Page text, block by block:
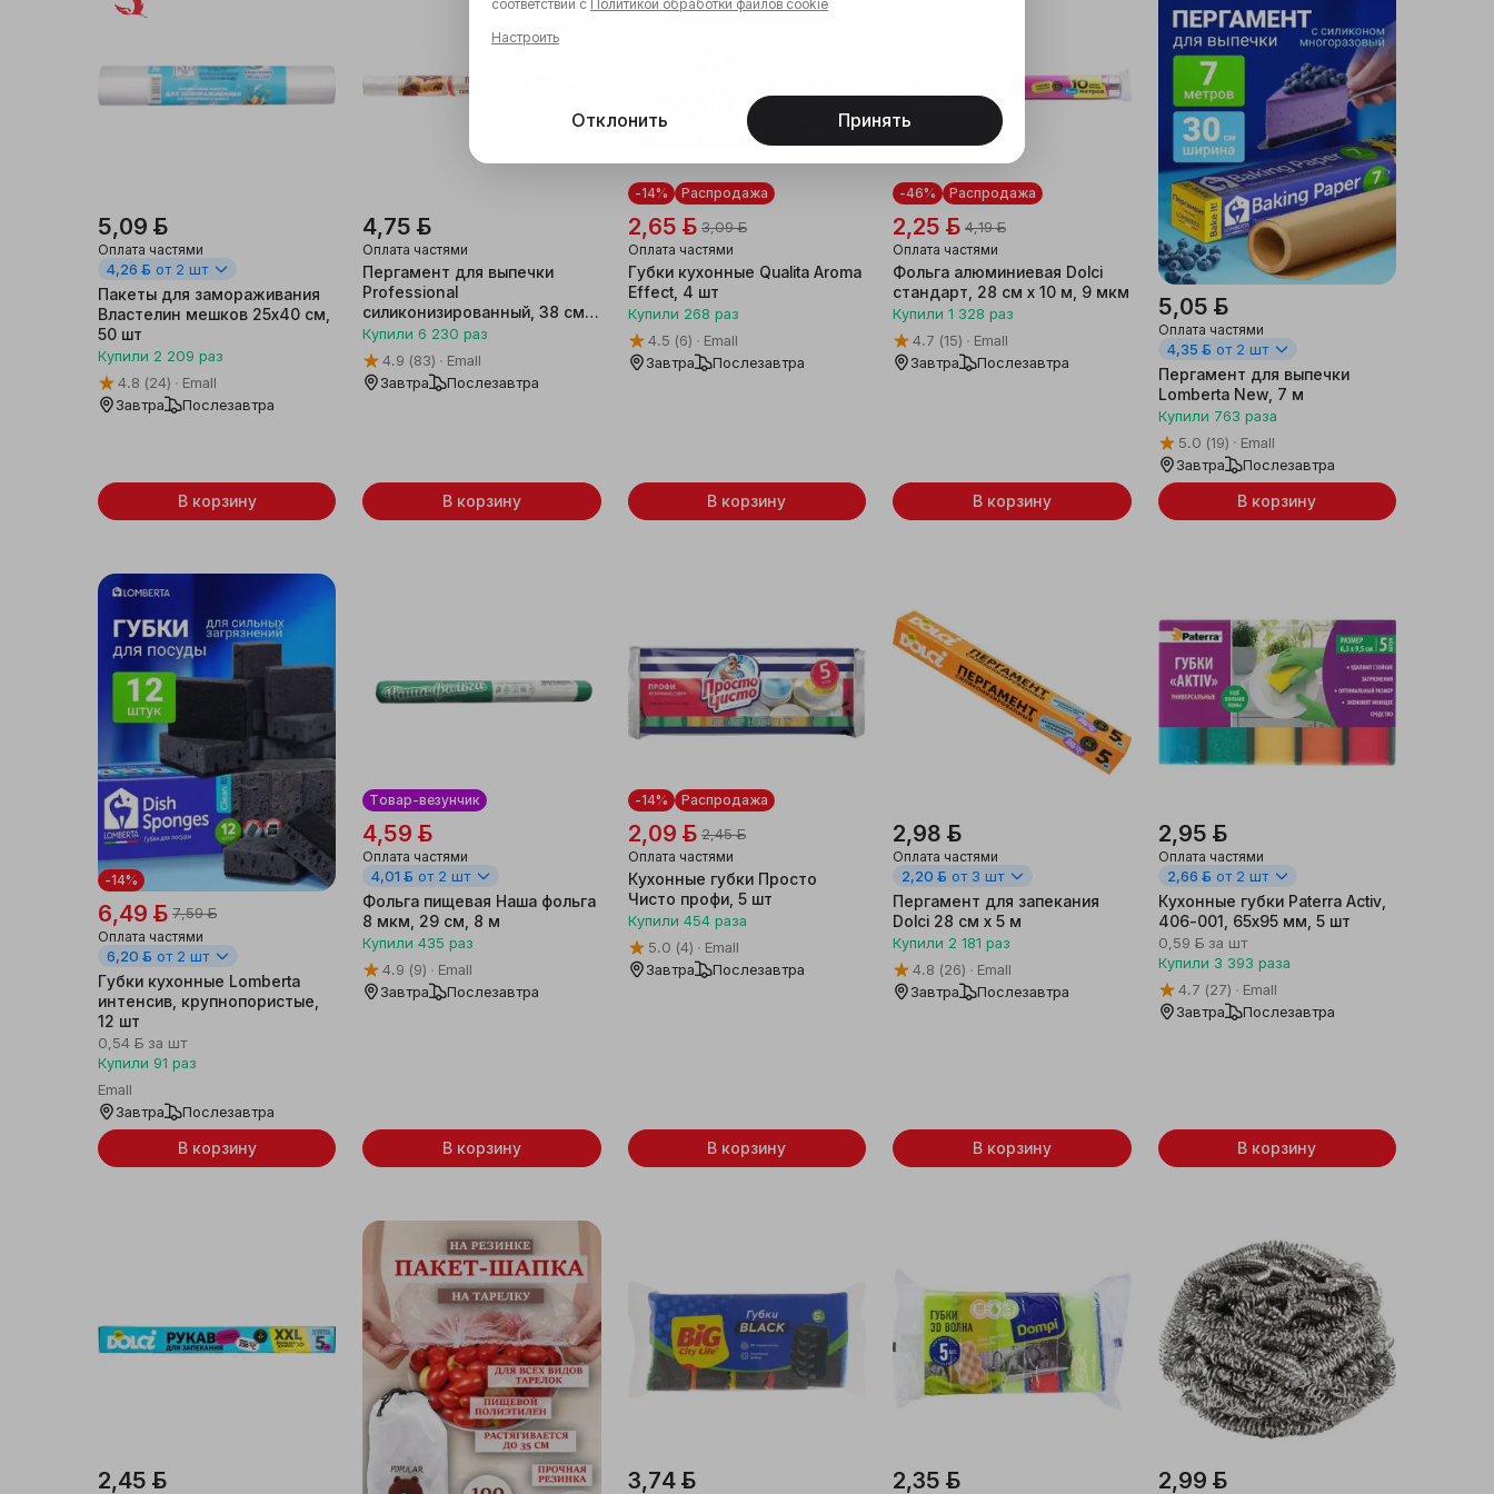
5,09 ƃ
Оплата частями
4,26 ƃ от 2 шт
Пакеты для замораживания
Властелин мешков 25х40 см,
50 шт
Купили 2 209 раз
4.8 (24)
Emall
Завтра
Послезавтра
В корзину
4,75 ƃ
Оплата частями
Пергамент для выпечки
Professional
силиконизированный, 38 см,
5 м
Купили 6 230 раз
4.9 (83)
Emall
Завтра
Послезавтра
В корзину
Распродажа
-14%
2,65 ƃ 3,09 ƃ
Оплата частями
Губки кухонные Qualita Aroma
Effect, 4 шт
Купили 268 раз
4.5 (6)
Emall
Завтра
Послезавтра
В корзину
Распродажа
-46%
2,25 ƃ 4,19 ƃ
Оплата частями
Фольга алюминиевая Dolci
стандарт, 28 см х 10 м, 9 мкм
Купили1 328 раз
4.7 (15)
Emall
Завтра
Послезавтра
В корзину
5,05 ƃ
Оплата частями
4,35 ƃ от 2 шт
Пергамент для выпечки
Lomberta New, 7 м
Купили 763 раза
5.0 (19)
Emall
Завтра
Послезавтра
В корзину
-14%
6,49 ƃ 7,59 ƃ
Оплата частями
6,20 ƃ от 2 шт
Губки кухонные Lomberta
интенсив, крупнопористые,
12 шт
0,54 ƃ за шт
Купили 91 раз
Emall
Завтра
Послезавтра
В корзину
Товар-везунчик
4,59 ƃ
Оплата частями
4,01 ƃ от 2 шт
Фольга пищевая Наша фольга
8 мкм, 29 см, 8 м
Купили435 раз
4.9 (9)
Emall
Завтра
Послезавтра
В корзину
Распродажа
-14%
2,09 ƃ 2,45 ƃ
Оплата частями
Кухонные губки Просто
Чисто профи, 5 шт
Купили 454 раза
5.0 (4)
Emall
Завтра
Послезавтра
В корзину
2,98 ƃ
Оплата частями
2,20 ƃ от 3 шт
Пергамент для запекания
Dolci 28 см х 5 м
Купили 2 181 раз
4.8 (26)
Emall
Завтра
Послезавтра
В корзину
2,95 ƃ
Оплата частями
2,66 ƃ от 2 шт
Кухонные губки Paterra Activ,
406-001, 65х95 мм, 5 шт
0,59 ƃза шт
Купили 3 393 раза
4.7 (27)
Emall
Завтра
Послезавтра
В корзину
2,45 ƃ 3,74 ƃ 2,35 ƃ 2,99 ƃ
соответствии с Политикой обработки файлов cookie
Настроить
Отклонить Принять